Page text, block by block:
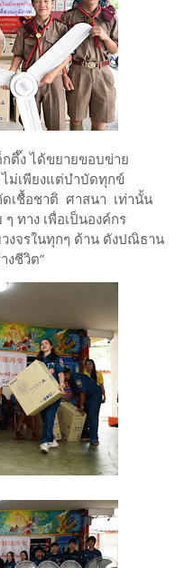
ตึ๊ง ได้ขยายขอบข่าย
ไม่เพียงแต่บำบัดทุกข์
เชื้อชาติ ศาสนา เท่านั้น
ทาง เพื่อเป็นองค์กร
งจรในทุกๆ ด้าน ดังปณิธาน
งชีวิต”